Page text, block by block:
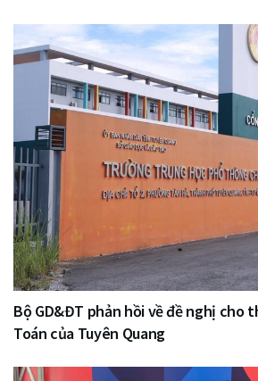
Bộ GD&ĐT phản hồi về đề nghị cho
Toán của Tuyên Quang